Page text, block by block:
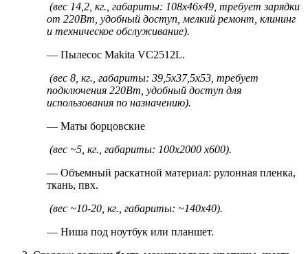
(вес 14,2, кг., габариты: 108x46x49, требует зарядки
от 220Вт, удобный доступ, мелкий ремонт, клининг
и техническое обслуживание).
— Пылесос Мakita VC2512L.
(вес 8, кг., габариты: 39,5x37,5x53, требует
подключения 220Вт, удобный доступ для
использования по назначению).
— Маты борцовские
(вес ~5, кг., габариты: 100x2000x600).
— Объемный раскатной материал: рулонная пленка,
ткань, пвх.
(вес ~10-20, кг., габариты: ~140x40).
— Ниша под ноутбук или планшет.